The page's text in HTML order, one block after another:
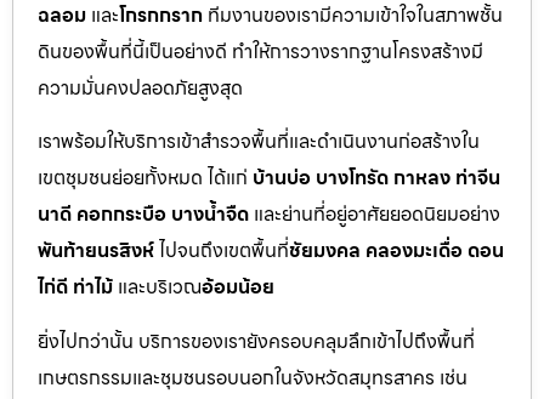
ฉลอม และโกรกกราก ทีมงานของเรามีความเข้าใจในสภาพชั้น
ดินของพื้นที่นี้เป็นอย่างดี ทำให้การวางรากฐานโครงสร้างมี
ความมั่นคงปลอดภัยสูงสุด
เราพร้อมให้บริการเข้าสำรวจพื้นที่และดำเนินงานก่อสร้างใน
เขตชุมชนย่อยทั้งหมด ได้แก่ บ้านบ่อ บางโทรัด กาหลง ท่าจีน
นาดี คอกกระบือ บางน้ำจืด และย่านที่อยู่อาศัยยอดนิยมอย่าง
พันท้ายนรสิงห์ไปจนถึงเขตพื้นที่ชัยมงคล คลองมะเดื่อ ดอน
ไก่ดี ท่าไม้ และบริเวณอ้อมน้อย
ยิ่งไปกว่านั้น บริการของเรายังครอบคลุมลึกเข้าไปถึงพื้นที่
เกษตรกรรมและชุมชนรอบนอกในจังหวัดสมุทรสาคร เช่น